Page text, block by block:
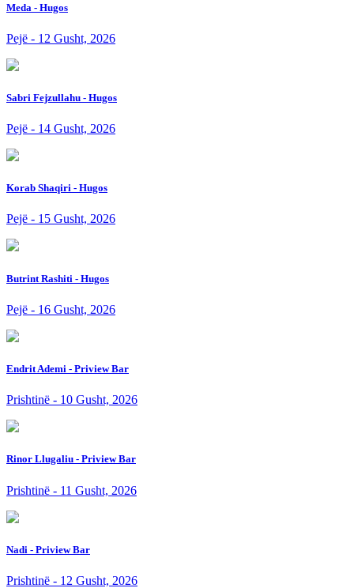
Meda - Hugos
Pejë - 12 Gusht, 2026
Sabri Fejzullahu - Hugos
Pejë - 14 Gusht, 2026
Korab Shaqiri - Hugos
Pejë - 15 Gusht, 2026
Butrint Rashiti - Hugos
Pejë - 16 Gusht, 2026
Endrit Ademi - Priview Bar
Prishtinë - 10 Gusht, 2026
Rinor Llugaliu - Priview Bar
Prishtinë - 11 Gusht, 2026
Nadi - Priview Bar
Prishtinë - 12 Gusht, 2026